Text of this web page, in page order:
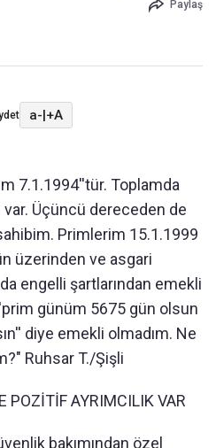
Paylaş
a-|+A
7.1.1994''tür. Toplamda
Üçüncü dereceden de
Primlerim 15.1.1999
üzerinden ve asgari
engelli şartlarından emekli
günüm 5675 gün olsun
diye emekli olmadım. Ne
Ruhsar T./Şişli
POZİTİF AYRIMCILIK VAR
bakımından özel